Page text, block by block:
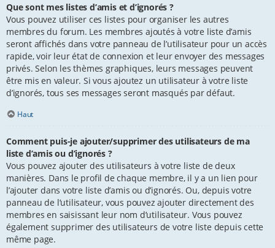
Que sont mes listes d’amis et d’ignorés ?
Vous pouvez utiliser ces listes pour organiser les autres
membres du forum. Les membres ajoutés à votre liste d’amis
seront affichés dans votre panneau de l’utilisateur pour un accès
rapide, voir leur état de connexion et leur envoyer des messages
privés. Selon les thèmes graphiques, leurs messages peuvent
être mis en valeur. Si vous ajoutez un utilisateur à votre liste
d’ignorés, tous ses messages seront masqués par défaut.
Haut
Comment puis-je ajouter/supprimer des utilisateurs de ma
liste d’amis ou d’ignorés ?
Vous pouvez ajouter des utilisateurs à votre liste de deux
manières. Dans le profil de chaque membre, il y a un lien pour
l’ajouter dans votre liste d’amis ou d’ignorés. Ou, depuis votre
panneau de l’utilisateur, vous pouvez ajouter directement des
membres en saisissant leur nom d’utilisateur. Vous pouvez
également supprimer des utilisateurs de votre liste depuis cette
même page.